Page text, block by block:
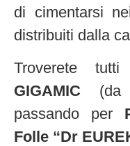
di cimentarsi
distribuiti dalla
Troverete
GIGAMIC
passando per
Folle “Dr